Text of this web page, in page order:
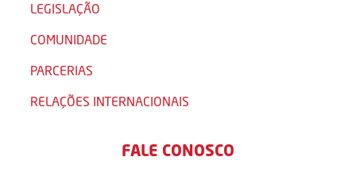
LEGISLAÇÃO
COMUNIDADE
PARCERIAS
RELAÇÕES INTERNACIONAIS
FALE CONOSCO